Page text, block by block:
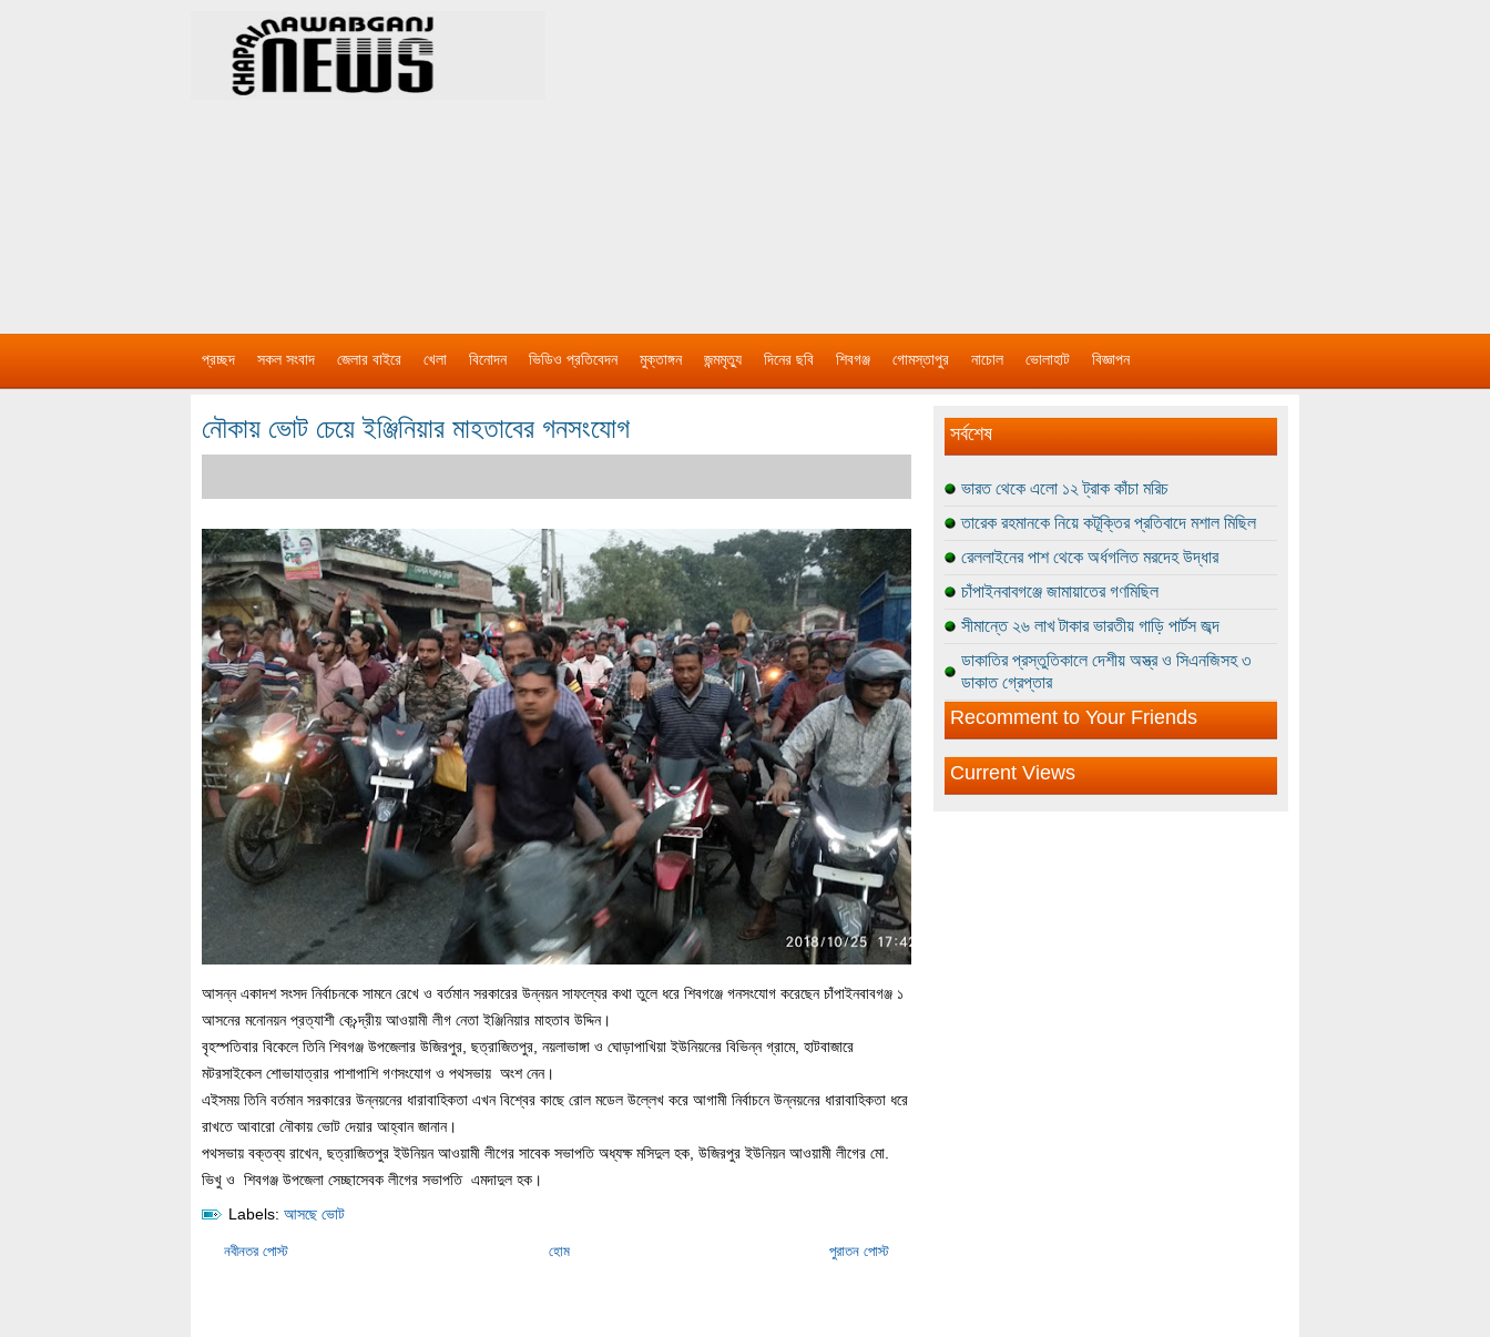
প্রচ্ছদ সকল সংবাদ জেলার বাইরে খেলা বিনোদন ভিডিও প্রতিবেদন মুক্তাঙ্গন জন্মমৃত্যু দিনের ছবি শিবগঞ্জ গোমস্তাপুর নাচোল ভোলাহাট বিজ্ঞাপন
নৌকায় ভোট চেয়ে ইঞ্জিনিয়ার মাহতাবের গনসংযোগ
আসন্ন একাদশ সংসদ নির্বাচনকে সামনে রেখে ও বর্তমান সরকারের উন্নয়ন সাফল্যের কথা তুলে ধরে শিবগঞ্জে গনসংযোগ করেছেন চাঁপাইনবাবগঞ্জ ১
আসনের মনোনয়ন প্রত্যাশী কে›ন্দ্রীয় আওয়ামী লীগ নেতা ইঞ্জিনিয়ার মাহতাব উদ্দিন।
বৃহস্পতিবার বিকেলে তিনি শিবগঞ্জ উপজেলার উজিরপুর, ছত্রাজিতপুর, নয়লাভাঙ্গা ও ঘোড়াপাখিয়া ইউনিয়নের বিভিন্ন গ্রামে, হাটবাজারে
মটরসাইকেল শোভাযাত্রার পাশাপাশি গণসংযোগ ও পথসভায় অংশ নেন।
এইসময় তিনি বর্তমান সরকারের উন্নয়নের ধারাবাহিকতা এখন বিশ্বের কাছে রোল মডেল উল্লেখ করে আগামী নির্বাচনে উন্নয়নের ধারাবাহিকতা ধরে
রাখতে আবারো নৌকায় ভোট দেয়ার আহ্বান জানান।
পথসভায় বক্তব্য রাখেন, ছত্রাজিতপুর ইউনিয়ন আওয়ামী লীগের সাবেক সভাপতি অধ্যক্ষ মসিদুল হক, উজিরপুর ইউনিয়ন আওয়ামী লীগের মো.
ভিখু ও শিবগঞ্জ উপজেলা সেচ্ছাসেবক লীগের সভাপতি এমদাদুল হক।
Labels: আসছে ভোট
নবীনতর পোস্ট পুরাতন পোস্ট
হোম
সর্বশেষ
ভারত থেকে এলো ১২ ট্রাক কাঁচা মরিচ
তারেক রহমানকে নিয়ে কটূক্তির প্রতিবাদে মশাল মিছিল
রেললাইনের পাশ থেকে অর্ধগলিত মরদেহ উদ্ধার
চাঁপাইনবাবগঞ্জে জামায়াতের গণমিছিল
সীমান্তে ২৬ লাখ টাকার ভারতীয় গাড়ি পার্টস জব্দ
ডাকাতির প্রস্তুতিকালে দেশীয় অস্ত্র ও সিএনজিসহ ৩
ডাকাত গ্রেপ্তার
Recomment to Your Friends
Current Views